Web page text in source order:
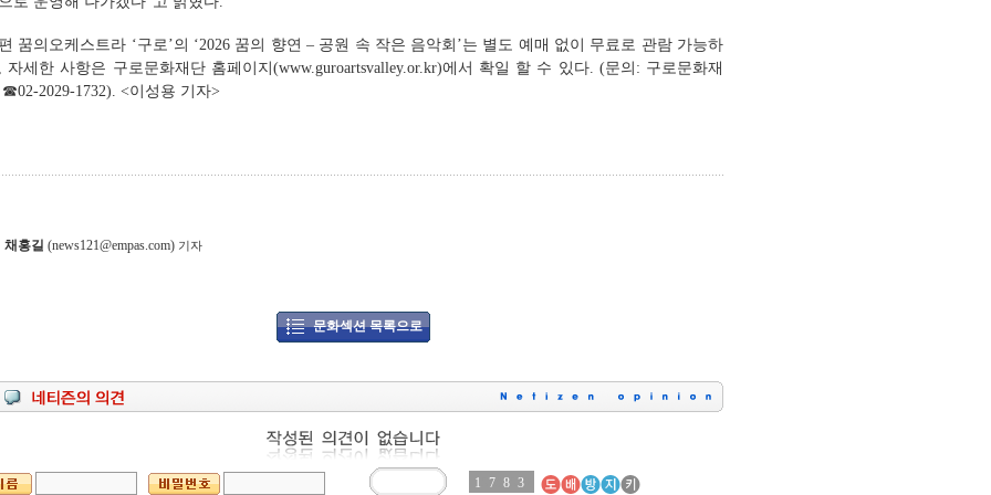
꿈의오케스트라 ‘구로’의 ‘2026 꿈의 향연 – 공원 속 작은 음악회’는 별도 예매 없이 무료로 관람 가능하
자세한 사항은 구로문화재단 홈페이지(www.guroartsvalley.or.kr)에서 확일 할 수 있다. (문의: 구로문화재
☎02-2029-1732). <이성용 기자>
채홍길 (news121@empas.com) 기자
문화섹션 목록으로
1 7 8 3